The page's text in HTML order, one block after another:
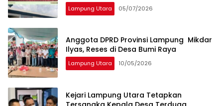
Lampung Utara 05/07/2026
Anggota DPRD Provinsi Lampung Mikdar
Ilyas, Reses di Desa Bumi Raya
Lampung Utara 10/05/2026
‎Kejari Lampung Utara Tetapkan